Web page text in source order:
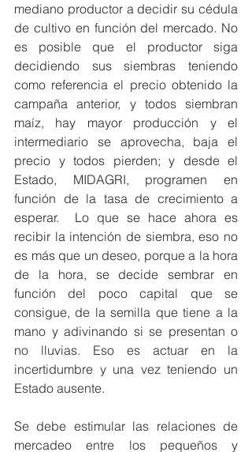
mediano productor a decidir su cédula
de cultivo en función del mercado. No
es posible que el productor siga
decidiendo sus siembras teniendo
como referencia el precio obtenido la
campaña anterior, y todos siembran
maíz, hay mayor producción y el
intermediario se aprovecha, baja el
precio y todos pierden; y desde el
Estado, MIDAGRI, programen en
función de la tasa de crecimiento a
esperar.  Lo que se hace ahora es
recibir la intención de siembra, eso no
es más que un deseo, porque a la hora
de la hora, se decide sembrar en
función del poco capital que se
consigue, de la semilla que tiene a la
mano y adivinando si se presentan o
no lluvias. Eso es actuar en la
incertidumbre y una vez teniendo un
Estado ausente.
Se debe estimular las relaciones de
mercadeo entre los pequeños y